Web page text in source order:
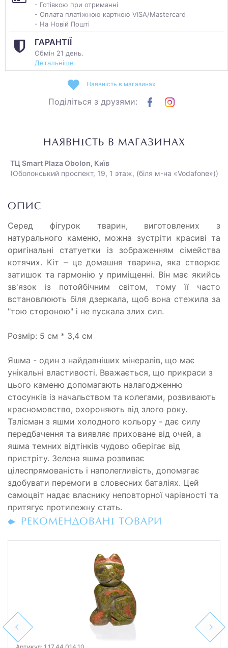
- Готівкою при отриманні
- Оплата платіжною карткою VISA/Mastercard
- На Новій Пошті
ГАРАНТІЇ
Обмін 21 день.
Детальніше
Наявність в магазинах
Поділіться з друзями:
НАЯВНІСТЬ В МАГАЗИНАХ
ТЦ Smart Plaza Obolon, Київ
(Оболонський проспект, 19, 1 этаж, (біля м-на «Vodafone»))
ОПИС
Серед фігурок тварин, виготовлених з
натурального каменю, можна зустріти красиві та
оригінальні статуетки із зображенням сімейства
котячих. Кіт – це домашня тварина, яка створює
затишок та гармонію у приміщенні. Він має якийсь
зв'язок із потойбічним світом, тому її часто
встановлюють біля дзеркала, щоб вона стежила за
"тою стороною" і не пускала злих сил.
Розмір: 5 см * 3,4 см
Яшма - один з найдавніших мінералів, що має
унікальні властивості. Вважається, що прикраси з
цього каменю допомагають налагодженню
стосунків із начальством та колегами, розвивають
красномовство, охороняють від злого року.
Талісман з яшми холодного кольору - дає силу
передбачення та виявляє приховане від очей, а
яшма темних відтінків чудово оберігає від
пристріту. Зелена яшма розвиває
цілеспрямованість і наполегливість, допомагає
здобувати перемоги в словесних баталіях. Цей
самоцвіт надає власнику неповторної чарівності та
притягує протилежну стать.
РЕКОМЕНДОВАНІ ТОВАРИ
Previous Next